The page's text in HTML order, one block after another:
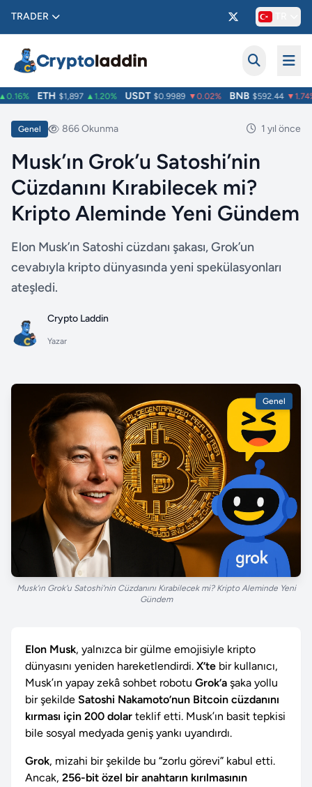
TRADER
ETH $1,897 ▲1.20% USDT $0.9989 ▼0.02% BNB $592.44 ▼1.74%
Genel 866 Okunma 1 yıl önce
Musk’ın Grok’u Satoshi’nin
Cüzdanını Kırabilecek mi?
Kripto Aleminde Yeni Gündem
Elon Musk’ın Satoshi cüzdanı şakası, Grok’un
cevabıyla kripto dünyasında yeni spekülasyonları
ateşledi.
Crypto Laddin
Yazar
Genel
Musk’ın Grok’u Satoshi’nin Cüzdanını Kırabilecek mi? Kripto Aleminde Yeni
Gündem
Elon Musk, yalnızca bir gülme emojisiyle kripto
dünyasını yeniden hareketlendirdi. X’te bir kullanıcı,
Musk’ın yapay zekâ sohbet robotu Grok’a şaka yollu
bir şekilde Satoshi Nakamoto’nun Bitcoin cüzdanını
kırması için 200 dolar teklif etti. Musk’ın basit tepkisi
bile sosyal medyada geniş yankı uyandırdı.
Grok, mizahi bir şekilde bu “zorlu görevi” kabul etti.
Ancak, 256-bit özel bir anahtarın kırılmasının